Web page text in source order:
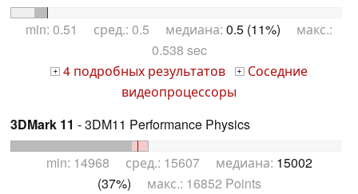
min: 0.51 сред.: 0.5 медиана: 0.5 (11%) макс.:
0.538 sec
+ 4 подробных результатов + Соседние
видеопроцессоры
3DMark 11 - 3DM11 Performance Physics
min: 14968 сред.: 15607 медиана: 15002
(37%) макс.: 16852 Points